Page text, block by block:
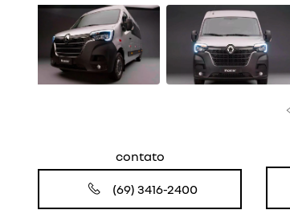
contato
(69) 3416-2400